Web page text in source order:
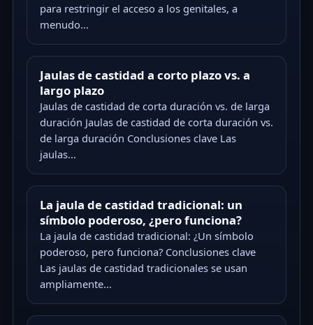
para restringir el acceso a los genitales, a
menudo...
Jaulas de castidad a corto plazo vs. a
largo plazo
Jaulas de castidad de corta duración vs. de larga
duración Jaulas de castidad de corta duración vs.
de larga duración Conclusiones clave Las
jaulas...
La jaula de castidad tradicional: un
símbolo poderoso, ¿pero funciona?
La jaula de castidad tradicional: ¿Un símbolo
poderoso, pero funciona? Conclusiones clave
Las jaulas de castidad tradicionales se usan
ampliamente...